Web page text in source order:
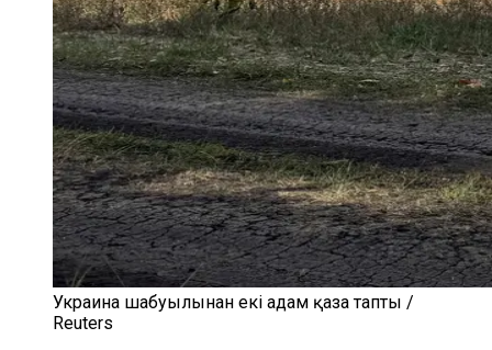
Украина шабуылынан екі адам қаза тапты /
Reuters